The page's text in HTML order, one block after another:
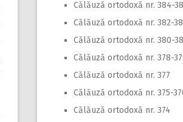
Călăuză ortodoxă nr. 384-
Călăuză ortodoxă nr. 382-
Călăuză ortodoxă nr. 380-
Călăuză ortodoxă nr. 378-
Călăuză ortodoxă nr. 377
Călăuză ortodoxă nr. 375-
Călăuză ortodoxă nr. 374